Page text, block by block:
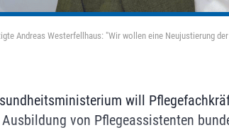
Andreas Westerfellhaus: "Wir wollen eine Neujustierung
will
von Pflegeassistenten